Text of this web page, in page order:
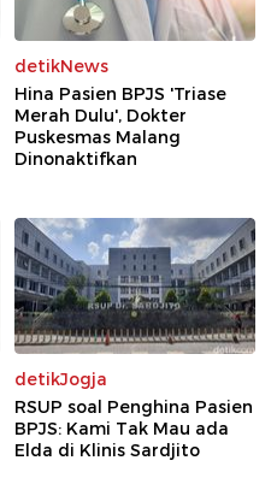
detikNews
Hina Pasien BPJS 'Triase
Merah Dulu', Dokter
Puskesmas Malang
Dinonaktifkan
detikJogja
RSUP soal Penghina Pasien
BPJS: Kami Tak Mau ada
Elda di Klinis Sardjito